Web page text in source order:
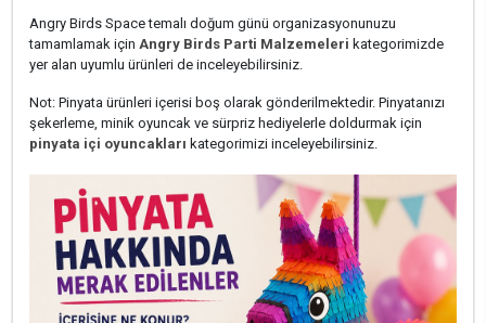
Angry Birds Space temalı doğum günü organizasyonunuzu
tamamlamak için Angry Birds Parti Malzemeleri kategorimizde
yer alan uyumlu ürünleri de inceleyebilirsiniz.
Not: Pinyata ürünleri içerisi boş olarak gönderilmektedir. Pinyatanızı
şekerleme, minik oyuncak ve sürpriz hediyelerle doldurmak için
pinyata içi oyuncakları kategorimizi inceleyebilirsiniz.